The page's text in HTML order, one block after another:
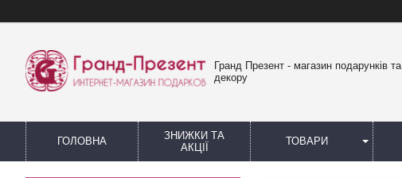
Гранд Презент - магазин подарунків та
декору
ГОЛОВНА
ЗНИЖКИ ТА
АКЦІЇ
ТОВАРИ